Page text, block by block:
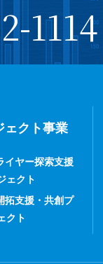
1114
ェクト事業
イヤー探索支援
ェクト
拓支援・共創プ
クト